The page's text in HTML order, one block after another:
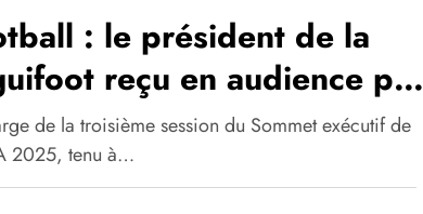
: le président de la
reçu en audience par
de la fifa .
de la troisième session du Sommet exécutif de
2025, tenu à…